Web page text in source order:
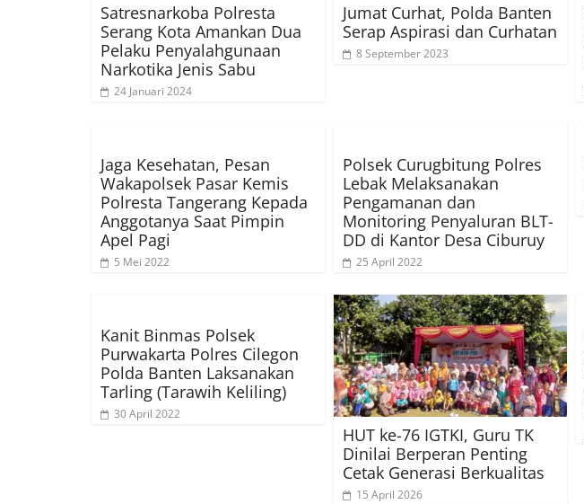
Satresnarkoba Polresta
Serang Kota Amankan Dua
Pelaku Penyalahgunaan
Narkotika Jenis Sabu
24 Januari 2024
Jumat Curhat, Polda Banten
Serap Aspirasi dan Curhatan
8 September 2023
Jaga Kesehatan, Pesan
Wakapolsek Pasar Kemis
Polresta Tangerang Kepada
Anggotanya Saat Pimpin
Apel Pagi
5 Mei 2022
Polsek Curugbitung Polres
Lebak Melaksanakan
Pengamanan dan
Monitoring Penyaluran BLT-
DD di Kantor Desa Ciburuy
25 April 2022
Kanit Binmas Polsek
Purwakarta Polres Cilegon
Polda Banten Laksanakan
Tarling (Tarawih Keliling)
30 April 2022
HUT ke-76 IGTKI, Guru TK
Dinilai Berperan Penting
Cetak Generasi Berkualitas
15 April 2026